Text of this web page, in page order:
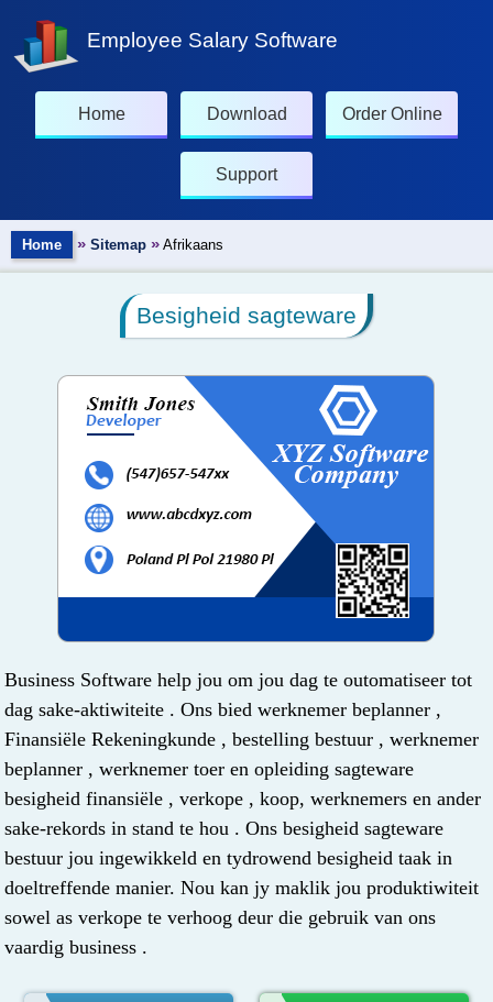
Employee Salary Software
Home Download Order Online
Support
Home » Sitemap » Afrikaans
Besigheid sagteware
Business Software help jou om jou dag te outomatiseer tot
dag sake-aktiwiteite . Ons bied werknemer beplanner ,
Finansiële Rekeningkunde , bestelling bestuur , werknemer
beplanner , werknemer toer en opleiding sagteware
besigheid finansiële , verkope , koop, werknemers en ander
sake-rekords in stand te hou . Ons besigheid sagteware
bestuur jou ingewikkeld en tydrowend besigheid taak in
doeltreffende manier. Nou kan jy maklik jou produktiwiteit
sowel as verkope te verhoog deur die gebruik van ons
vaardig business .